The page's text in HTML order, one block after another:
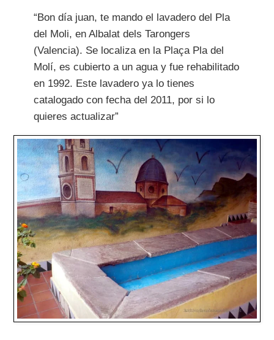
“Bon día juan, te mando el lavadero del Pla
del Moli, en Albalat dels Tarongers
(Valencia). Se localiza en la Plaça Pla del
Molí, es cubierto a un agua y fue rehabilitado
en 1992. Este lavadero ya lo tienes
catalogado con fecha del 2011, por si lo
quieres actualizar”